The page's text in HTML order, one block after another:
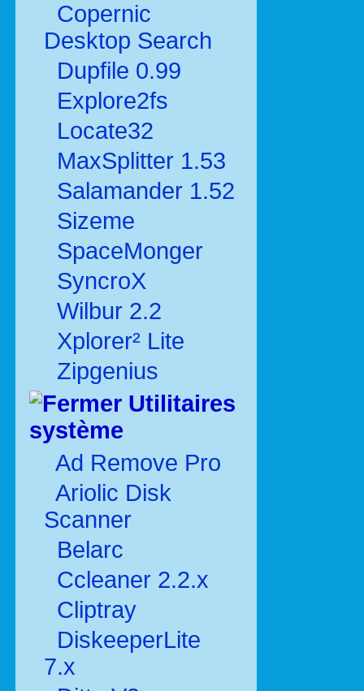
Copernic
Desktop Search
Dupfile 0.99
Explore2fs
Locate32
MaxSplitter 1.53
Salamander 1.52
Sizeme
SpaceMonger
SyncroX
Wilbur 2.2
Xplorer² Lite
Zipgenius
Utilitaires
système
Ad Remove Pro
Ariolic Disk
Scanner
Belarc
Ccleaner 2.2.x
Cliptray
DiskeeperLite
7.x